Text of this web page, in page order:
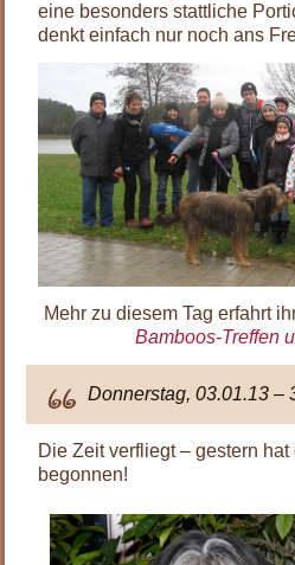
eine besonders stattliche
denkt einfach nur noch ans
Mehr zu diesem Tag erfahrt
Bamboos-Treffen
Donnerstag, 03.01.13 –
Die Zeit verfliegt – gestern
begonnen!